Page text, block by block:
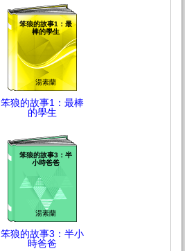
笨狼的故事1：最
棒的學生
湯素蘭
笨狼的故事1：最棒
的學生
笨狼的故事3：半
小時爸爸
湯素蘭
笨狼的故事3：半小
時爸爸